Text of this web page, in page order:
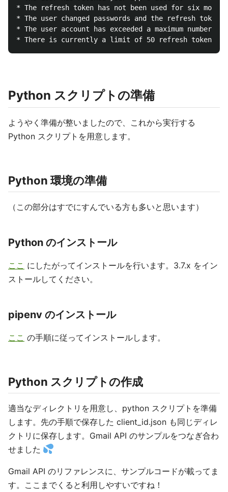
* The refresh token has not been used for six
* The user changed passwords and the refresh token
* The user account has exceeded a maximum
Python スクリプトの準備
ようやく準備が整いましたので、これから実行する
Python スクリプトを用意します。
Python 環境の準備
（この部分はすでにすんでいる方も多いと思います）
Python のインストール
ここ にしたがってインストールを行います。3.7.x をイン
ストールしてください。
pipenv のインストール
ここ の手順に従ってインストールします。
Python スクリプトの作成
適当なディレクトリを用意し、python スクリプトを準備
します。先の手順で保存した client_id.json も同じディレ
クトリに保存します。Gmail API のサンプルをつなぎ合わ
せました
Gmail API のリファレンスに、サンプルコードが載ってま
す。ここまでくると利用しやすいですね！